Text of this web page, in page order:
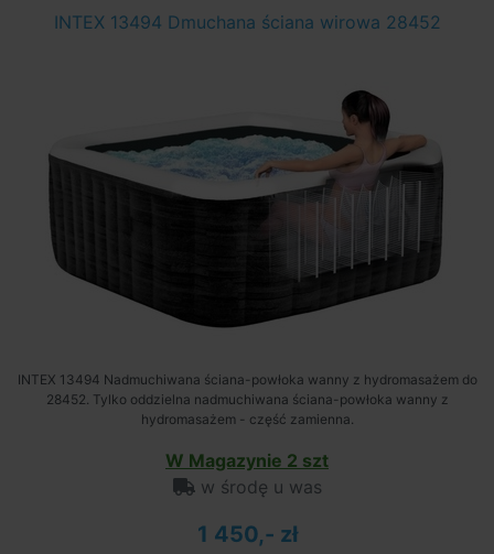
INTEX 13494 Dmuchana ściana wirowa 28452
INTEX 13494 Nadmuchiwana ściana-powłoka wanny z hydromasażem do
28452. Tylko oddzielna nadmuchiwana ściana-powłoka wanny z
hydromasażem - część zamienna.
W Magazynie 2 szt
w środę u was
1 450,- zł